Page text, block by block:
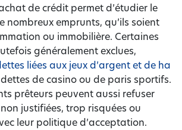
de crédit permet d’étudier le
nombreux emprunts, qu’ils soient
ou immobilière. Certaines
généralement exclues,
liées aux jeux d’argent et de ha
dettes de casino ou de paris sportifs.
prêteurs peuvent aussi refuser
justifiées, trop risquées ou
leur politique d’acceptation.